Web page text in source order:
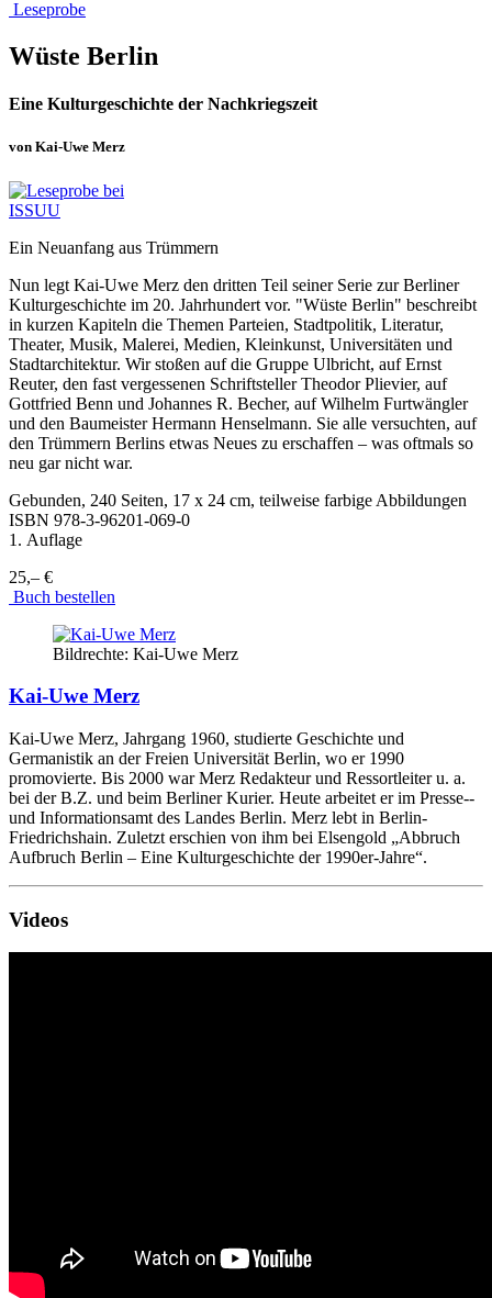
Leseprobe
Wüste Berlin
Eine Kulturgeschichte der Nachkriegszeit
von Kai-Uwe Merz
Ein Neuanfang aus Trümmern
Nun legt Kai-Uwe Merz den dritten Teil seiner Serie zur Berliner
Kulturgeschichte im 20. Jahrhundert vor. "Wüste Berlin" beschreibt
in kurzen Kapiteln die Themen Parteien, Stadtpolitik, Literatur,
Theater, Musik, Malerei, Medien, Kleinkunst, Universitäten und
Stadtarchitektur. Wir stoßen auf die Gruppe Ulbricht, auf Ernst
Reuter, den fast vergessenen Schriftsteller Theodor Plievier, auf
Gottfried Benn und Johannes R. Becher, auf Wilhelm Furtwängler
und den Baumeister Hermann Henselmann. Sie alle versuchten, auf
den Trümmern Berlins etwas Neues zu erschaffen – was oftmals so
neu gar nicht war.
Gebunden, 240 Seiten, 17 x 24 cm, teilweise farbige Abbildungen
ISBN 978-3-96201-069-0
1. Auflage
25,– €
Buch bestellen
Bildrechte: Kai-Uwe Merz
Kai-Uwe Merz
Kai-­Uwe Merz, Jahrgang 1960, studierte Geschichte und
Germanistik an der Freien Universität Berlin, wo er 1990
promovierte. Bis 2000 war Merz Redakteur und Ressortleiter u. a.
bei der B.Z. und beim Berliner Kurier. Heute arbeitet er im Presse-­
und Informationsamt des Landes Berlin. Merz lebt in Berlin-
Friedrichshain. Zuletzt erschien von ihm bei Elsengold „Abbruch
Aufbruch Berlin – Eine Kulturgeschichte der 1990er-Jahre“.
Videos